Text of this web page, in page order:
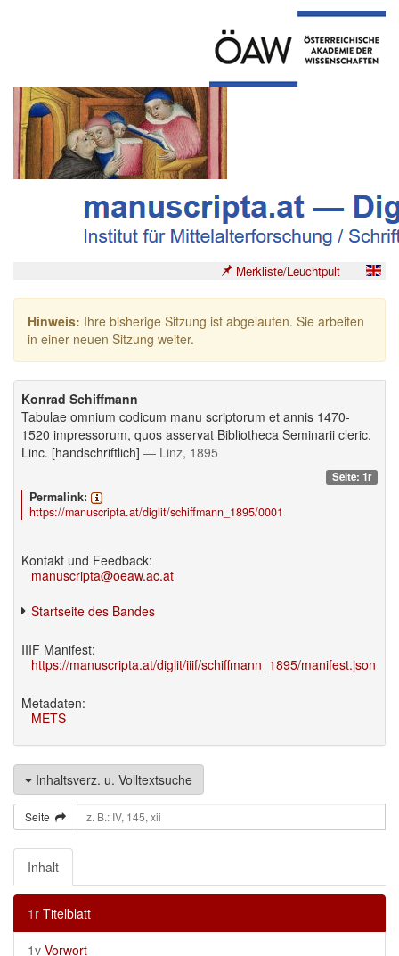
Merkliste/Leuchtpult
Hinweis: Ihre bisherige Sitzung ist abgelaufen. Sie arbeiten
in einer neuen Sitzung weiter.
Konrad Schiffmann
Tabulae omnium codicum manu scriptorum et annis 1470-
1520 impressorum, quos asservat Bibliotheca Seminarii cleric.
Linc. [handschriftlich] — Linz, 1895
Seite: 1r
Permalink:
https://manuscripta.at/diglit/schiffmann_1895/0001
Kontakt und Feedback:
manuscripta@oeaw.ac.at
Startseite des Bandes
IIIF Manifest:
https://manuscripta.at/diglit/iiif/schiffmann_1895/manifest.json
Metadaten:
METS
Inhaltsverz. u. Volltextsuche
Seite
Inhalt
1r Titelblatt
1v Vorwort